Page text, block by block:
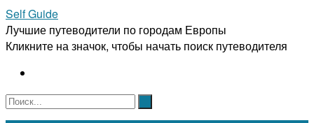
Self Guide
Лучшие путеводители по городам Европы
Кликните на значок, чтобы начать поиск путеводителя